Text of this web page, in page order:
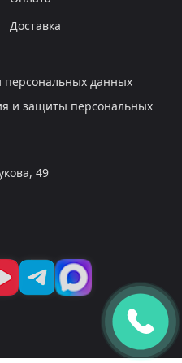
Доставка
персональных данных
и защиты персональных
49